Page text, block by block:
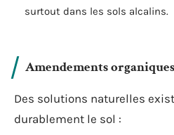
surtout dans les sols alcalins.
Amendements organiques
Des solutions naturelles
durablement le sol :